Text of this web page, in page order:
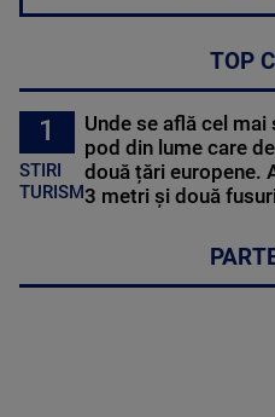
TOP
1
STIRI
TURISM
Unde se află cel mai
pod din lume care
două țări europene.
3 metri și două